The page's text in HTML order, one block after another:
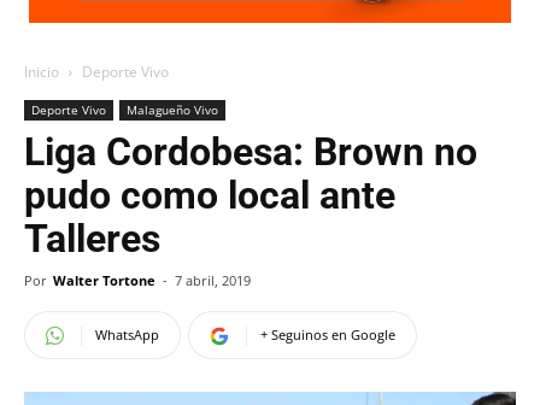
Inicio Deporte Vivo
Deporte Vivo Malagueño Vivo
Liga Cordobesa: Brown no
pudo como local ante
Talleres
Por Walter Tortone - 7 abril, 2019
WhatsApp + Seguinos en Google